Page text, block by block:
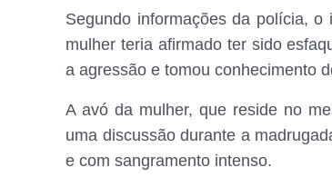
Segundo informações da polícia,
mulher teria afirmado ter sido
a agressão e tomou conhecimento
A avó da mulher, que reside no
uma discussão durante a
e com sangramento intenso.